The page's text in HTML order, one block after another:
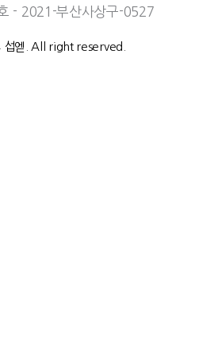
- 2021-부산사상구-0527
엗. All right reserved.